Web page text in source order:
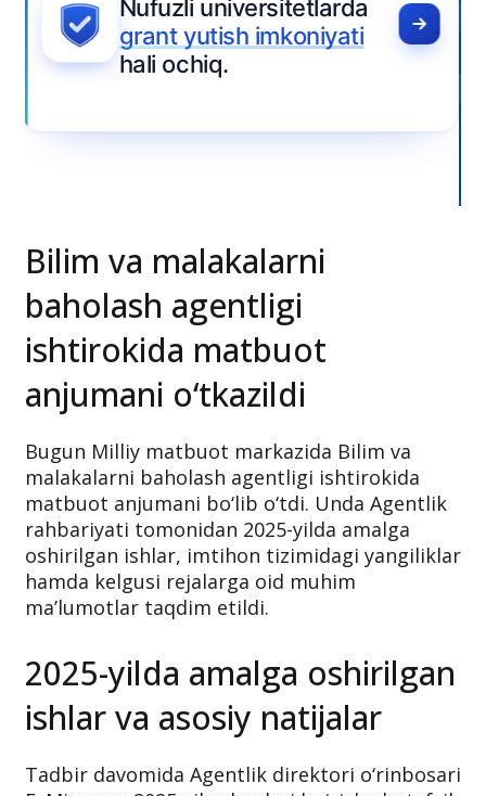
Bilim va malakalarni
baholash agentligi
ishtirokida matbuot
anjumani o‘tkazildi
Bugun Milliy matbuot markazida Bilim va
malakalarni baholash agentligi ishtirokida
matbuot anjumani bo‘lib o‘tdi. Unda Agentlik
rahbariyati tomonidan 2025-yilda amalga
oshirilgan ishlar, imtihon tizimidagi yangiliklar
hamda kelgusi rejalarga oid muhim
ma’lumotlar taqdim etildi.
2025-yilda amalga oshirilgan
ishlar va asosiy natijalar
Tadbir davomida Agentlik direktori o‘rinbosari